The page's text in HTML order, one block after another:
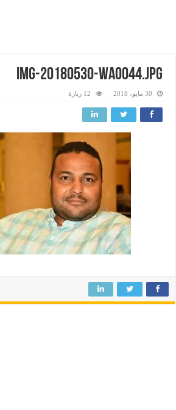
IMG-20180530-WA0044.jpg
30 مايو، 2018 12 زيارة